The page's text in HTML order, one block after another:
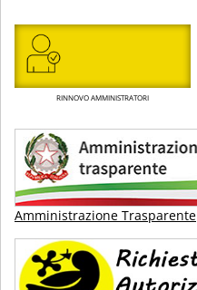
RINNOVO AMMINISTRATORI
Amministrazione Trasparente